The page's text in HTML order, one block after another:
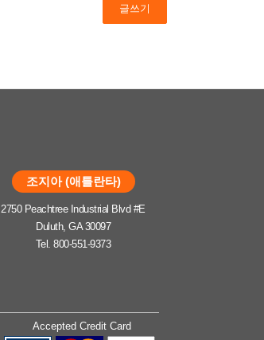
글쓰기
조지아 (애틀란타)
2750 Peachtree Industrial Blvd #E
Duluth, GA 30097
Tel. 800-551-9373
Accepted Credit Card